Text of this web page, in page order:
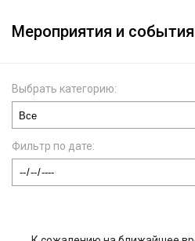
Мероприятия и
Выбрать категорию:
Фильтр по дате: